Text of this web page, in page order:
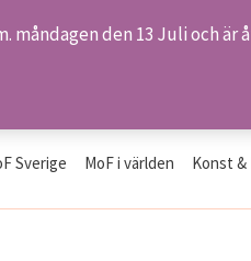
måndagen den 13 Juli och
Sverige MoF i världen Konst